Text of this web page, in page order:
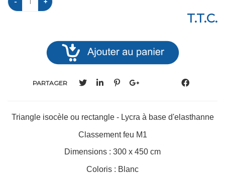
T.T.C.
PARTAGER
Triangle isocèle ou rectangle - Lycra à base d'elasthanne
Classement feu M1
Dimensions : 300 x 450 cm
Coloris : Blanc